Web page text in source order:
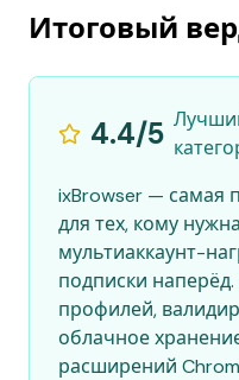
Итоговый
4.4/5
ixBrowser — самая
для тех, кому
мультиаккаунт-
подписки
профилей,
облачное
расширений